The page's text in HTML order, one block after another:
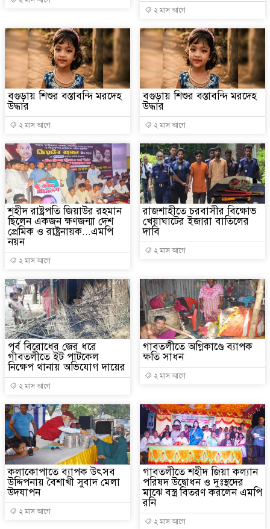
২ মাস আগে
বগুড়ায় শিশুর বস্তাবন্দি মরদেহ
উদ্ধার
২ মাস আগে
বগুড়ায় শিশুর বস্তাবন্দি মরদেহ
উদ্ধার
২ মাস আগে
শহীদ রাষ্ট্রপতি জিয়াউর রহমান
ছিলেন একজন ক্ষণজন্মা দেশ
প্রেমিক ও রাষ্ট্রনায়ক...এমপি
নয়ন
২ মাস আগে
রাজশাহীতে চরবাসীর বিক্ষোভ
খেয়াঘাটের ইজারা বাতিলের
দাবি
২ মাস আগে
পূর্ব বিরোধের জের ধরে
গাবতলীতে ইট পাটকেল
নিক্ষেপ থানায় অভিযোগ দায়ের
২ মাস আগে
গাবতলীতে অগ্নিকাণ্ডে ব্যাপক
ক্ষতি সাধন
২ মাস আগে
কলাকোপাতে ব্যাপক উৎসব
উদ্দিপনায় বৈশাখী সুবাদ মেলা
উদযাপন
২ মাস আগে
গাবতলীতে শহীদ জিয়া কল্যান
পরিষদ উদ্বোধন ও দুঃস্থদের
মাঝে বস্ত্র বিতরণ করলেন এমপি
রনি
২ মাস আগে